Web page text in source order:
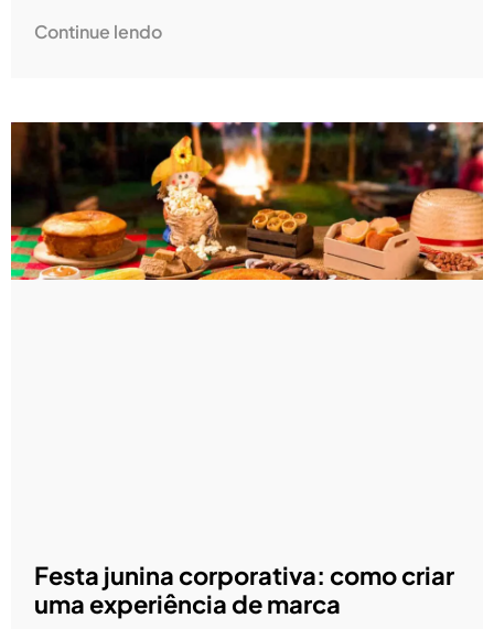
Continue lendo
Festa junina corporativa: como criar
uma experiência de marca